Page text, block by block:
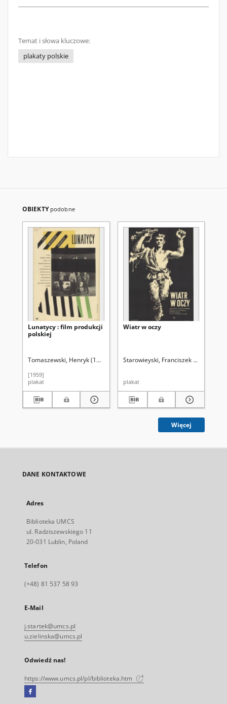
Temat i słowa kluczowe:
plakaty polskie
OBIEKTY podobne
Lunatycy : film produkcji
polskiej
Tomaszewski, Henryk (1914-2005)
[1959]
plakat
Wiatr w oczy
Starowieyski, Franciszek (1930-)
plakat
Więcej
DANE KONTAKTOWE
Adres
Biblioteka UMCS
ul. Radziszewskiego 11
20-031 Lublin, Poland
Telefon
(+48) 81 537 58 93
E-Mail
j.startek@umcs.pl
u.zielinska@umcs.pl
Odwiedź nas!
https://www.umcs.pl/pl/biblioteka.htm
Facebook